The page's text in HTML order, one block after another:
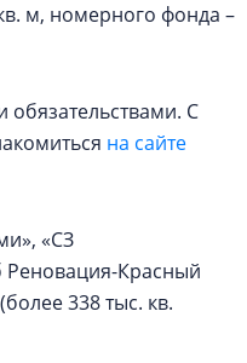
м, номерного фонда –
С
на сайте
«СЗ
Реновация-Красный
338 тыс. кв.